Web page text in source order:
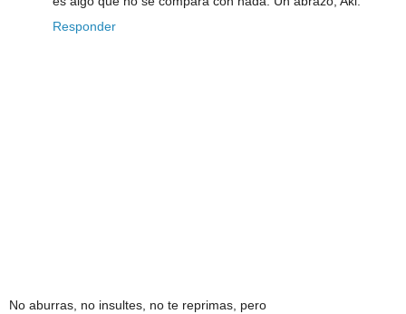
Responder
No aburras, no insultes, no te reprimas, pero